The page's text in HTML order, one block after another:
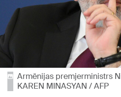
Armēnijas premjerministrs
KAREN MINASYAN / AFP